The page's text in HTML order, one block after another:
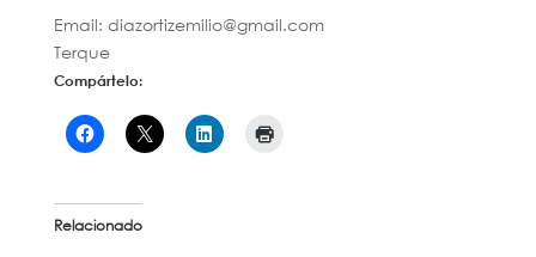
Email: diazortizemilio@gmail.com
Terque
Compártelo:
Relacionado